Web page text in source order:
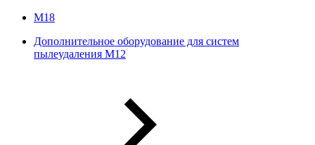
М18
Дополнительное оборудование для систем
пылеудаления М12